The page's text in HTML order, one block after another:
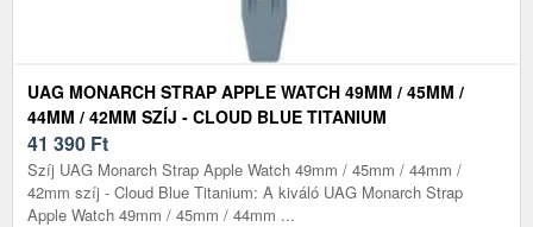
UAG MONARCH STRAP APPLE WATCH 49MM / 45MM /
44MM / 42MM SZÍJ - CLOUD BLUE TITANIUM
41 390 Ft
Szíj UAG Monarch Strap Apple Watch 49mm / 45mm / 44mm /
42mm szíj - Cloud Blue Titanium: A kiváló UAG Monarch Strap
Apple Watch 49mm / 45mm / 44mm ...